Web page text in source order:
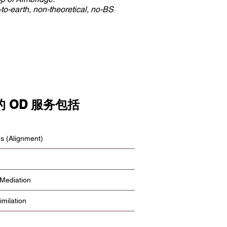
earth, non-theoretical, no-BS
OD 服务包括
(Alignment)